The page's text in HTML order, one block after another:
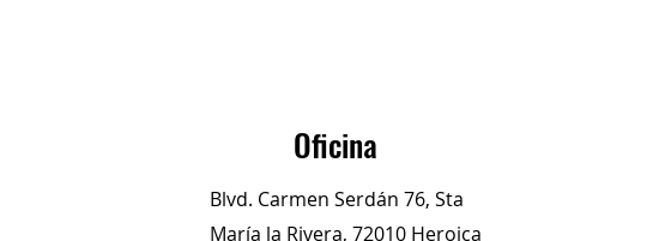
Oficina
Blvd. Carmen Serdán 76, Sta
María la Rivera, 72010 Heroica